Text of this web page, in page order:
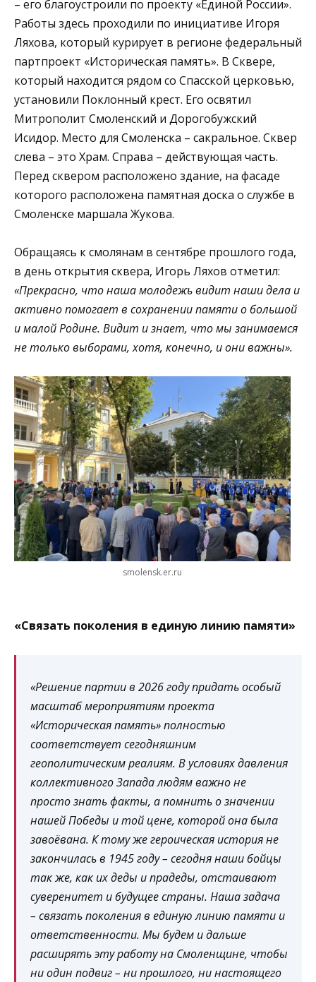
– его благоустроили по проекту «Единой России».
Работы здесь проходили по инициативе Игоря
Ляхова, который курирует в регионе федеральный
партпроект «Историческая память». В Сквере,
который находится рядом со Спасской церковью,
установили Поклонный крест. Его освятил
Митрополит Смоленский и Дорогобужский
Исидор. Место для Смоленска – сакральное. Сквер
слева – это Храм. Справа – действующая часть.
Перед сквером расположено здание, на фасаде
которого расположена памятная доска о службе в
Смоленске маршала Жукова.
Обращаясь к смолянам в сентябре прошлого года,
в день открытия сквера, Игорь Ляхов отметил:
«Прекрасно, что наша молодежь видит наши дела и
активно помогает в сохранении памяти о большой
и малой Родине. Видит и знает, что мы занимаемся
не только выборами, хотя, конечно, и они важны».
smolensk.er.ru
«Связать поколения в единую линию памяти»
«Решение партии в 2026 году придать особый
масштаб мероприятиям проекта
«Историческая память» полностью
соответствует сегодняшним
геополитическим реалиям. В условиях давления
коллективного Запада людям важно не
просто знать факты, а помнить о значении
нашей Победы и той цене, которой она была
завоёвана. К тому же героическая история не
закончилась в 1945 году – сегодня наши бойцы
так же, как их деды и прадеды, отстаивают
суверенитет и будущее страны. Наша задача
– связать поколения в единую линию памяти и
ответственности. Мы будем и дальше
расширять эту работу на Смоленщине, чтобы
ни один подвиг – ни прошлого, ни настоящего